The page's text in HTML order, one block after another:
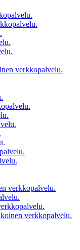
verkkopalvelu.
verkkopalvelu.
verkkopalvelu.